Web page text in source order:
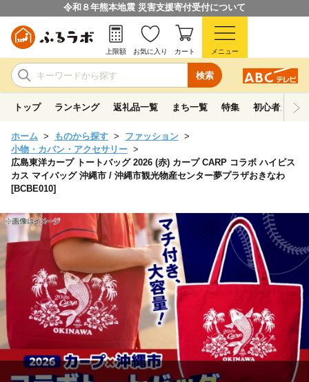
令和８年熊本地震 災害支援寄付受付について
検索
上限額 お気に入り カート メニュー
トップ ランキング 返礼品一覧 まち一覧 特集 初心者ガイド
ホーム ものから探す
ファッション
小物・カバン・アクセサリー
広島東洋カープ トートバッグ 2026 (赤) カープ CARP コラボ ハイビス
カス マイバッグ 沖縄市 / 沖縄市観光物産センター夢プラザおきなわ
[BCBE010]